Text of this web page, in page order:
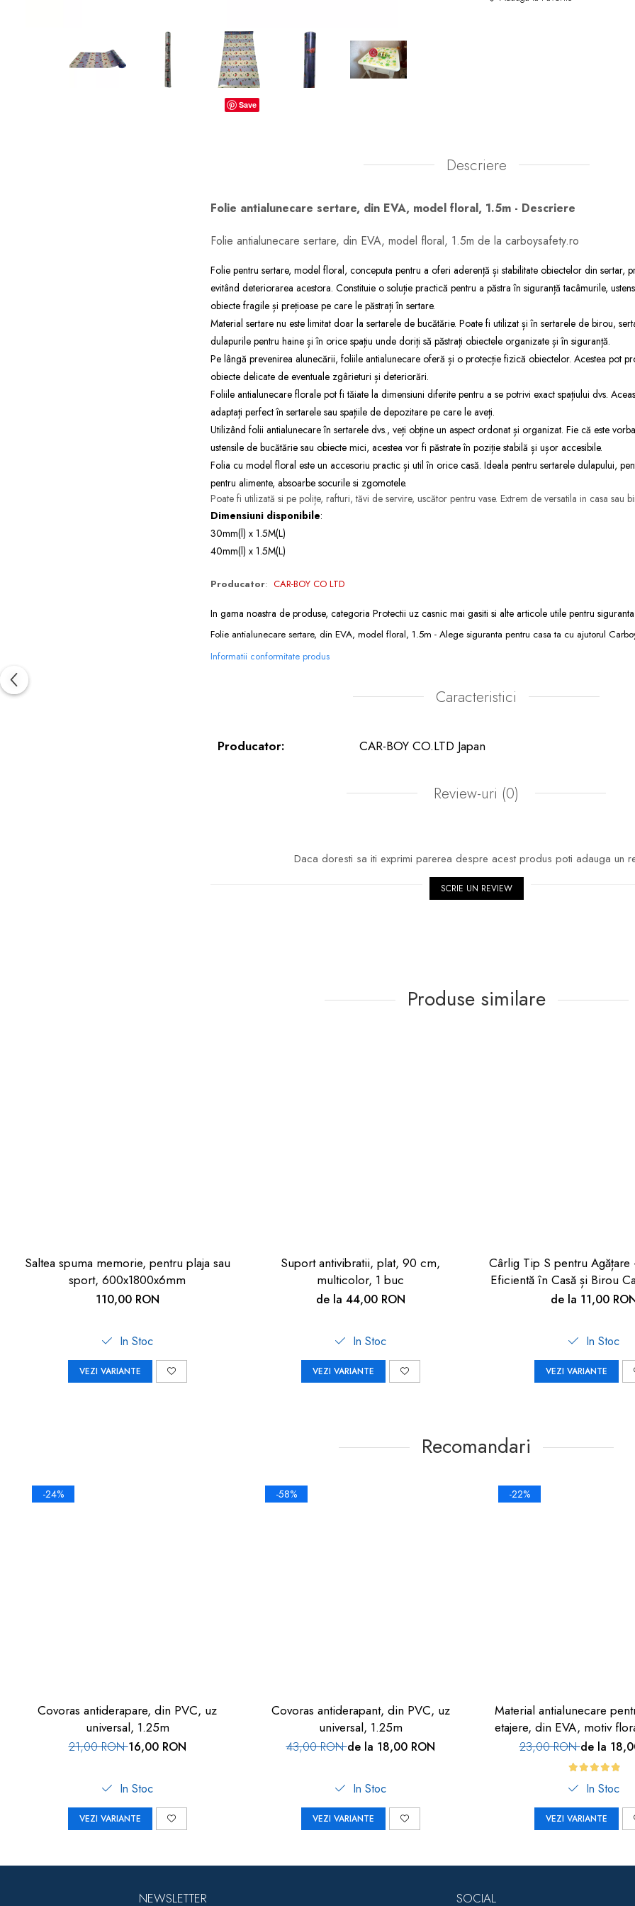
Igiena copii
Save
Descriere
Folie antialunecare sertare, din EVA, model floral, 1.5m - Descriere
Folie antialunecare sertare, din EVA, model floral, 1.5m de la carboysafety.ro
Folie pentru sertare, model floral, conceputa pentru a oferi aderență și stabilitate obiectelor din sertar,
evitând deteriorarea acestora. Constituie o soluție practică pentru a păstra în siguranță tacâmurile,
obiecte fragile și prețioase pe care le păstrați în sertare.
Material sertare nu este limitat doar la sertarele de bucătărie. Poate fi utilizat și în sertarele de birou,
dulapurile pentru haine și în orice spațiu unde doriți să păstrați obiectele organizate și în siguranță.
Pe lângă prevenirea alunecării, foliile antialunecare oferă și o protecție fizică obiectelor. Acestea pot
obiecte delicate de eventuale zgârieturi și deteriorări.
Foliile antialunecare florale pot fi tăiate la dimensiuni diferite pentru a se potrivi exact spațiului dvs.
adaptați perfect în sertarele sau spațiile de depozitare pe care le aveți.
Utilizând folii antialunecare în sertarele dvs., veți obține un aspect ordonat și organizat. Fie că este
ustensile de bucătărie sau obiecte mici, acestea vor fi păstrate în poziție stabilă și ușor accesibile.
Folia cu model floral este un accesoriu practic și util în orice casă. Ideala pentru sertarele dulapului,
pentru alimente, absoarbe socurile si zgomotele.
Poate fi utilizată si pe polițe, rafturi, tăvi de servire, uscător pentru vase. Extrem de versatila in casa sau
Dimensiuni disponibile:
30mm(l) x 1.5M(L)
40mm(l) x 1.5M(L)
Producator: CAR-BOY CO LTD
In gama noastra de produse, categoria Protectii uz casnic mai gasiti si alte articole utile pentru
Folie antialunecare sertare, din EVA, model floral, 1.5m - Alege siguranta pentru casa ta cu ajutorul
Informatii conformitate produs
Caracteristici
Producator: CAR-BOY CO.LTD Japan
Review-uri (0)
Daca doresti sa iti exprimi parerea despre acest produs poti adauga un
SCRIE UN REVIEW
Produse similare
Saltea spuma memorie, pentru plaja sau
sport, 600x1800x6mm
110,00 RON
In Stoc
VEZI VARIANTE
Suport antivibratii, plat, 90 cm,
multicolor, 1 buc
de la 44,00 RON
In Stoc
VEZI VARIANTE
Cârlig Tip S pentru Agățare
Eficientă în Casă și Birou
de la 11,00
In Stoc
VEZI VARIANTE
Recomandari
-24%
Covoras antiderapare, din PVC, uz
universal, 1.25m
21,00 RON16,00 RON
In Stoc
VEZI VARIANTE
-58%
Covoras antiderapant, din PVC, uz
universal, 1.25m
43,00 RONde la 18,00 RON
In Stoc
VEZI VARIANTE
-22%
Material antialunecare
etajere, din EVA, motiv
23,00 RONde la
In Stoc
VEZI VARIANTE
NEWSLETTER SOCIAL